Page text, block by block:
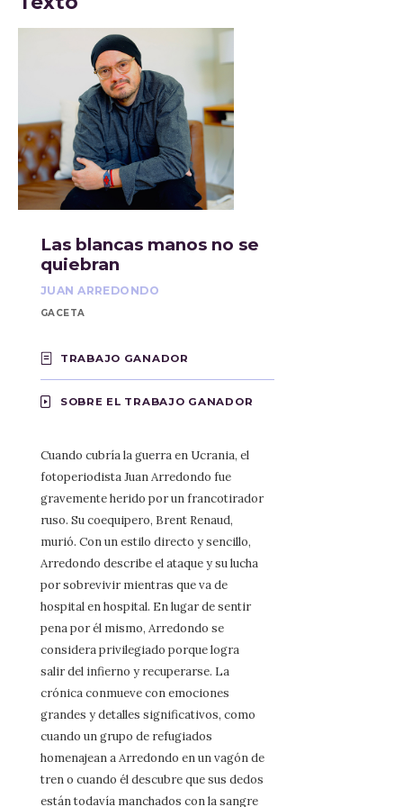
Las blancas manos no se
quiebran
JUAN ARREDONDO
GACETA
TRABAJO GANADOR
SOBRE EL TRABAJO GANADOR
Cuando cubría la guerra en Ucrania, el
fotoperiodista Juan Arredondo fue
gravemente herido por un francotirador
ruso. Su coequipero, Brent Renaud,
murió. Con un estilo directo y sencillo,
Arredondo describe el ataque y su lucha
por sobrevivir mientras que va de
hospital en hospital. En lugar de sentir
pena por él mismo, Arredondo se
considera privilegiado porque logra
salir del infierno y recuperarse. La
crónica conmueve con emociones
grandes y detalles significativos, como
cuando un grupo de refugiados
homenajean a Arredondo en un vagón de
tren o cuando él descubre que sus dedos
están todavía manchados con la sangre